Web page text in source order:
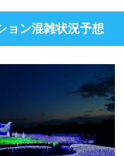
ョン混雑状況予想